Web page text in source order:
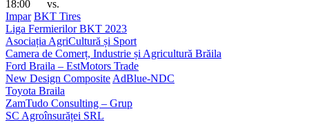
18:00
vs.
Impar BKT Tires
Liga Fermierilor BKT 2023
Asociația AgriCultură și Sport
Camera de Comerț, Industrie și Agricultură Brăila
Ford Braila – EstMotors Trade
New Design Composite AdBlue-NDC
Toyota Braila
ZamTudo Consulting – Grup
SC Agroînsurăței SRL